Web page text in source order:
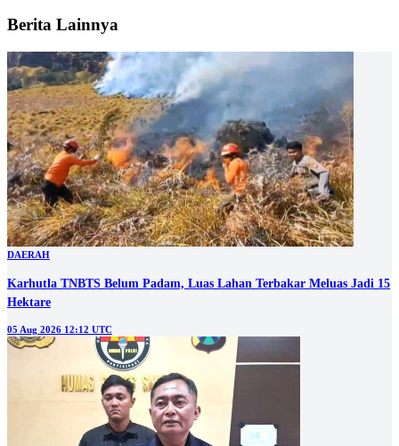
Berita Lainnya
DAERAH
Karhutla TNBTS Belum Padam, Luas Lahan Terbakar Meluas Jadi 15
Hektare
05 Aug 2026 12:12 UTC